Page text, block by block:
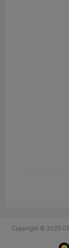
Copyright © 2025